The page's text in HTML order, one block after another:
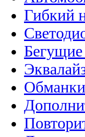
Гибкий
Бегущие